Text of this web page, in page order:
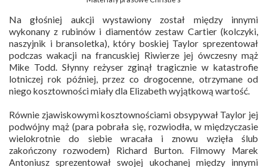
Na głośniej aukcji wystawiony został między innymi
wykonany z rubinów i diamentów zestaw Cartier (kolczyki,
naszyjnik i bransoletka), który boskiej Taylor sprezentował
podczas wakacji na francuskiej Riwierze jej ówczesny mąż
Mike Todd. Słynny reżyser zginął tragicznie w katastrofie
lotniczej rok później, przez co drogocenne, otrzymane od
niego kosztowności miały dla Elizabeth wyjątkową wartość.
Równie zjawiskowymi kosztownościami obsypywał Taylor jej
podwójny mąż (para pobrała się, rozwiodła, w międzyczasie
wielokrotnie do siebie wracała i znowu wzięła ślub
zakończony rozwodem) Richard Burton. Filmowy Marek
Antoniusz sprezentował swojej ukochanej między innymi